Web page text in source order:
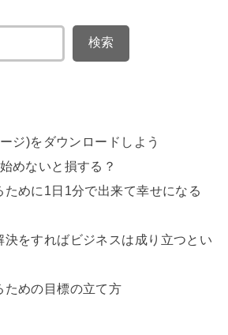
検索
ジ)をダウンロードしよう
めないと損する？
ために1日1分で出来て幸せになる
決をすればビジネスは成り立つとい
ための目標の立て方